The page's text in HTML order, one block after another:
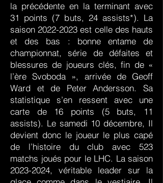
la précédente en la terminant avec
31 points (7 buts, 24 assists*). La
saison 2022-2023 est celle des hauts
et des bas : bonne entame de
championnat, série de défaites et
blessures de joueurs clés, fin de «
l’ère Svoboda », arrivée de Geoff
Ward et de Peter Andersson. Sa
statistique s’en ressent avec une
carte de 16 points (5 buts, 11
assists). Le samedi 10 décembre, Il
devient donc le joueur le plus capé
de l’histoire du club avec 523
matchs joués pour le LHC. La saison
2023-2024, véritable leader sur la